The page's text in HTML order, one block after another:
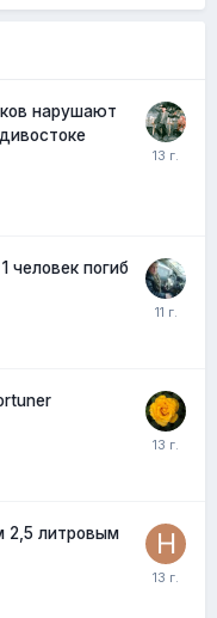
нарушают
человек погиб
2,5 литровым